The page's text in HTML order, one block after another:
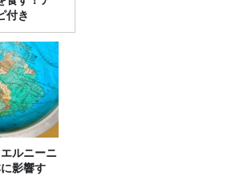
付き
ルニーニ
影響す